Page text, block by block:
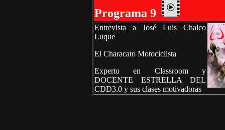
Programa 9
Entrevista a José Luis Chalco
Luque
El Characato Motociclista
Experto en Classroom y
DOCENTE ESTRELLA DEL
CDD3.0 y sus clases motivadoras